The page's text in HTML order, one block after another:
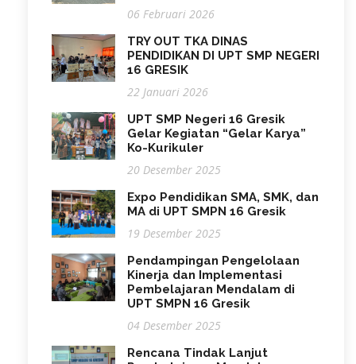
06 Februari 2026
TRY OUT TKA DINAS
PENDIDIKAN DI UPT SMP NEGERI
16 GRESIK
22 Januari 2026
UPT SMP Negeri 16 Gresik
Gelar Kegiatan “Gelar Karya”
Ko-Kurikuler
20 Desember 2025
Expo Pendidikan SMA, SMK, dan
MA di UPT SMPN 16 Gresik
19 Desember 2025
Pendampingan Pengelolaan
Kinerja dan Implementasi
Pembelajaran Mendalam di
UPT SMPN 16 Gresik
04 Desember 2025
Rencana Tindak Lanjut